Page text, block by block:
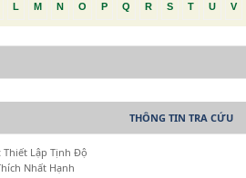
L M N O P Q R S T U V
THÔNG TIN TRA CỨU
Thiết Lập Tịnh Độ
Nhất Hạnh